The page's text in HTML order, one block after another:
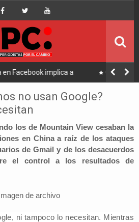
Abogado acusado reaparece y ratifica
denuncia contra Coaquira
no usan Google?
los de Mountain View cesaban la
en China a raíz de los ataques
de Gmail y de los desacuerdos
el control a los resultados de
ni tampoco lo necesitan. Mientras